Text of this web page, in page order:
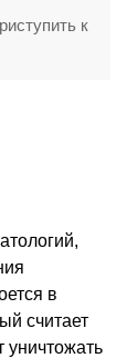
к
в
считает
уничтожать